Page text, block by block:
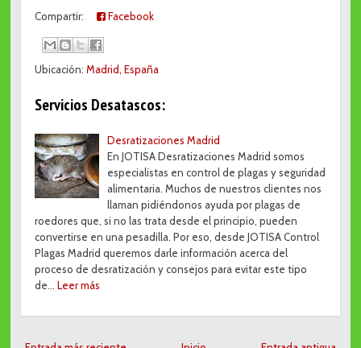
Compartir: Facebook
Ubicación:Madrid, España
Servicios Desatascos:
Desratizaciones Madrid
En JOTISA Desratizaciones Madrid somos
especialistas en control de plagas y seguridad
alimentaria. Muchos de nuestros clientes nos
llaman pidiéndonos ayuda por plagas de
roedores que, si no las trata desde el principio, pueden
convertirse en una pesadilla. Por eso, desde JOTISA Control
Plagas Madrid queremos darle información acerca del
proceso de desratización y consejos para evitar este tipo
de… Leer más